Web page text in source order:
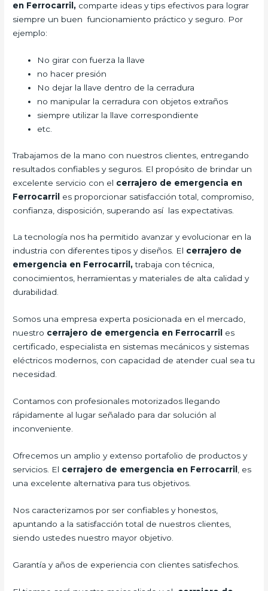
en Ferrocarril, comparte ideas y tips efectivos para lograr
siempre un buen funcionamiento práctico y seguro. Por
ejemplo:
No girar con fuerza la llave
no hacer presión
No dejar la llave dentro de la cerradura
no manipular la cerradura con objetos extraños
siempre utilizar la llave correspondiente
etc.
Trabajamos de la mano con nuestros clientes, entregando
resultados confiables y seguros. El propósito de brindar un
excelente servicio con el cerrajero de emergencia en
Ferrocarril es proporcionar satisfacción total, compromiso,
confianza, disposición, superando así las expectativas.
La tecnología nos ha permitido avanzar y evolucionar en la
industria con diferentes tipos y diseños. El cerrajero de
emergencia en Ferrocarril,trabaja con técnica,
conocimientos, herramientas y materiales de alta calidad y
durabilidad.
Somos una empresa experta posicionada en el mercado,
nuestro cerrajero de emergencia en Ferrocarril es
certificado, especialista en sistemas mecánicos y sistemas
eléctricos modernos, con capacidad de atender cual sea tu
necesidad.
Contamos con profesionales motorizados llegando
rápidamente al lugar señalado para dar solución al
inconveniente.
Ofrecemos un amplio y extenso portafolio de productos y
servicios. El cerrajero de emergencia en Ferrocarril
, es
una excelente alternativa para tus objetivos.
Nos caracterizamos por ser confiables y honestos,
apuntando a la satisfacción total de nuestros clientes,
siendo ustedes nuestro mayor objetivo.
Garantía y años de experiencia con clientes satisfechos.